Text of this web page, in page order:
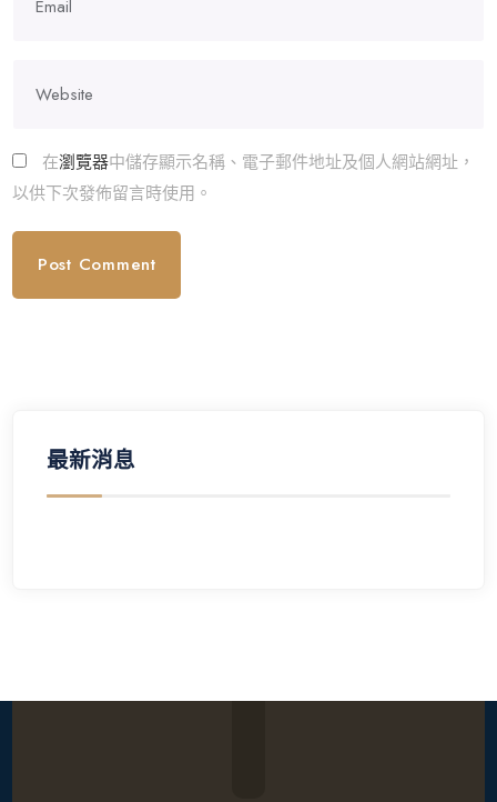
在瀏覽器中儲存顯示名稱、電子郵件地址及個人網站網址，
以供下次發佈留言時使用。
最新消息